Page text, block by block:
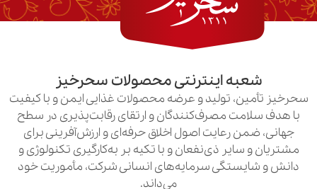
اینترنتی محصولات سحرخیز
تولید و عرضه محصولات غذایی ایمن و با کیفیت
مصرف‌کنندگان و ارتقای رقابت‌پذیری در سطح
رعایت اصول اخلاق حرفه‌ای و ارزش‌آفرینی برای
ذی‌نفعان و با تکیه بر به‌کارگیری تکنولوژی و
سرمایه‌های انسانی شرکت، مأموریت خود